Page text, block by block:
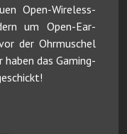
Open-Wireless-
um Open-Ear-
der Ohrmuschel
haben das Gaming-